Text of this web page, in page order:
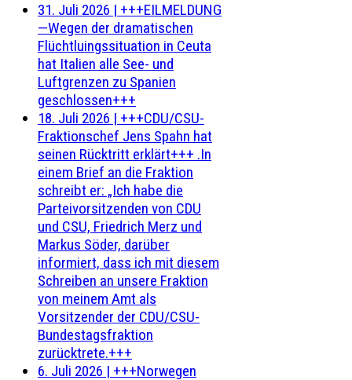
31. Juli 2026 | +++EILMELDUNG
—Wegen der dramatischen
Flüchtluingssituation in Ceuta
hat Italien alle See- und
Luftgrenzen zu Spanien
geschlossen+++
18. Juli 2026 | +++CDU/CSU-
Fraktionschef Jens Spahn hat
seinen Rücktritt erklärt+++ .In
einem Brief an die Fraktion
schreibt er: „Ich habe die
Parteivorsitzenden von CDU
und CSU, Friedrich Merz und
Markus Söder, darüber
informiert, dass ich mit diesem
Schreiben an unsere Fraktion
von meinem Amt als
Vorsitzender der CDU/CSU-
Bundestagsfraktion
zurücktrete.+++
6. Juli 2026 | +++Norwegen